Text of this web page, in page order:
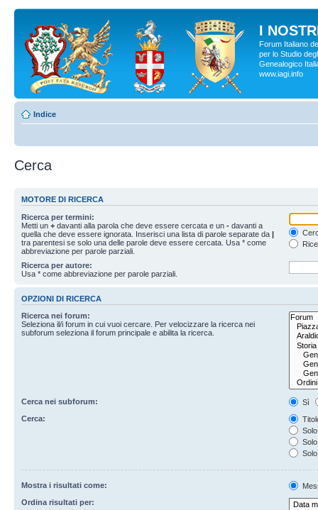
I
Forum Italiano
per lo Studio
Genealogico
www.iagi.info
Indice
Cerca
MOTORE DI RICERCA
Ricerca per termini:
Metti un + davanti alla parola che deve essere cercata e un - davanti a
quella che deve essere ignorata. Inserisci una lista di parole separate da |
tra parentesi se solo una delle parole deve essere cercata. Usa * come
abbreviazione per parole parziali.
Ricerca per autore:
Usa * come abbreviazione per parole parziali.
OPZIONI DI RICERCA
Ricerca nei forum:
Seleziona il/i forum in cui vuoi cercare. Per velocizzare la ricerca nei
subforum seleziona il forum principale e abilita la ricerca.
Cerca nei subforum:
Sì
Cerca:
Mostra i risultati come:
Ordina risultati per: